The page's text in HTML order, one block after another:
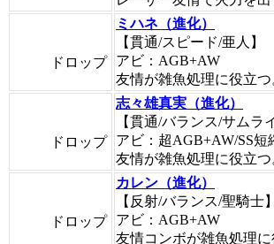
ドロップ
ミハネ（進化）
【貫通/スピード/亜人】
アビ：AGB+AW
友情が雑魚処理に役立つ
ドロップ
志々雄真実（進化）
【貫通/バランス/サムラ
アビ：超AGB+AW/SS短
友情が雑魚処理に役立つ
ドロップ
カレン（進化）
【反射/バランス/聖騎士】
アビ：AGB+AW
友情コンボが雑魚処理に